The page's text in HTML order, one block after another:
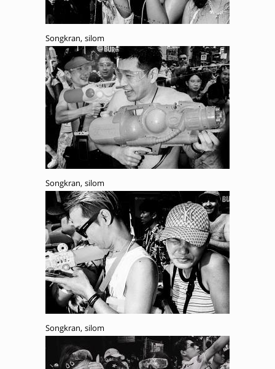
Songkran, silom
Songkran, silom
Songkran, silom